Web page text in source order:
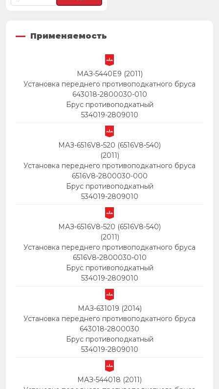
Применяемость
МАЗ-5440E9 (2011)
Установка переднего противоподкатного бруса
643018-2800030-010
Брус противоподкатный
534019-2809010
МАЗ-6516V8-520 (6516V8-540)
(2011)
Установка переднего противоподкатного бруса
6516V8-2800030-000
Брус противоподкатный
534019-2809010
МАЗ-6516V8-520 (6516V8-540)
(2011)
Установка переднего противоподкатного бруса
6516V8-2800030-010
Брус противоподкатный
534019-2809010
МАЗ-631019 (2014)
Установка переднего противоподкатного бруса
643018-2800030
Брус противоподкатный
534019-2809010
МАЗ-544018 (2011)